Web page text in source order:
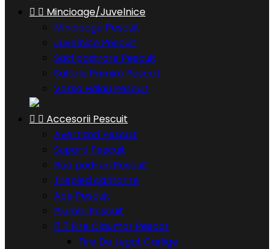
  Mincioage/Juvelnice
Mincioage Pescuit
Juvelnice Pescuit
Saci pastrare Pescuit
Saltele Primire Pescuit
Varsa Halau Pescuit
  Accesorii Pescuit
Avertizori Pescuit
Suporti Pescuit
Rod pod-uri Pescuit
Trepied cantarire
Ace Pescuit
Plumbi Pescuit
  Fire Claumar Pescar
Fire De Legat Carlige